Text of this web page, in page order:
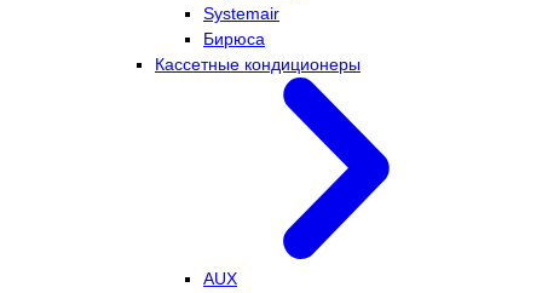
Systemair
Бирюса
Кассетные кондиционеры
AUX